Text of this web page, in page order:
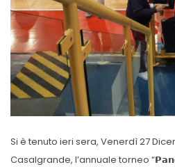
Si è tenuto ieri sera, Venerdì 27
Casalgrande, l’annuale torneo